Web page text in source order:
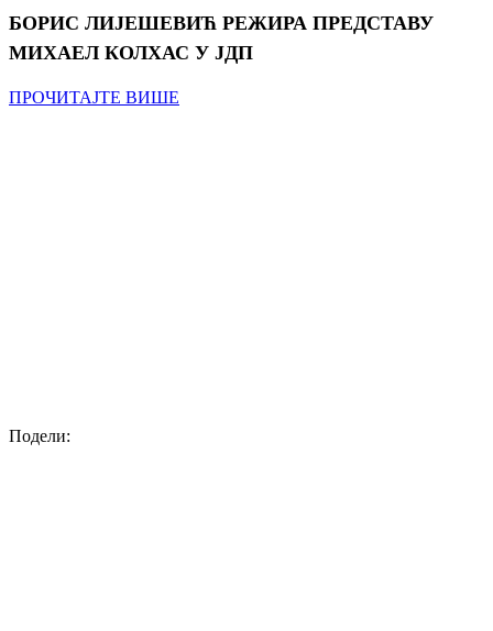
БОРИС ЛИЈЕШЕВИЋ РЕЖИРА ПРЕДСТАВУ
МИХАЕЛ КОЛХАС У ЈДП
ПРОЧИТАЈТЕ ВИШЕ
Подели: